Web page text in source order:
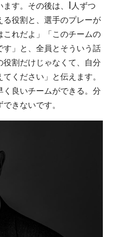
す。その後は、1人ずつ
役割と、選手のプレーが
れだよ」「このチームの
」と、全員とそういう話
割だけじゃなくて、自分
ください」と伝えます。
良いチームができる。分
きないです。